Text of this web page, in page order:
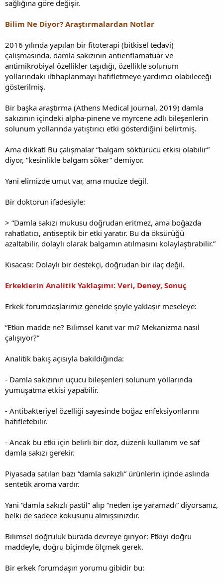
sağlığına göre değişir.
Bilim Ne Diyor? Araştırmalardan Notlar
2016 yılında yapılan bir fitoterapi (bitkisel tedavi)
çalışmasında, damla sakızının antienflamatuar ve
antimikrobiyal özellikler taşıdığı, özellikle solunum
yollarındaki iltihaplanmayı hafifletmeye yardımcı olabileceği
gösterilmiş.
Bir başka araştırma (Athens Medical Journal, 2019) damla
sakızının içindeki alpha-pinene ve myrcene adlı bileşenlerin
solunum yollarında yatıştırıcı etki gösterdiğini belirtmiş.
Ama dikkat! Bu çalışmalar “balgam söktürücü etkisi olabilir”
diyor, “kesinlikle balgam söker” demiyor.
Yani elimizde umut var, ama mucize değil.
Bir doktorun ifadesiyle:
> “Damla sakızı mukusu doğrudan eritmez, ama boğazda
rahatlatıcı, antiseptik bir etki yaratır. Bu da öksürüğü
azaltabilir, dolaylı olarak balgamın atılmasını kolaylaştırabilir.”
Kısacası: Dolaylı bir destekçi, doğrudan bir ilaç değil.
Erkeklerin Analitik Yaklaşımı: Veri, Deney, Sonuç
Erkek forumdaşlarımız genelde şöyle yaklaşır meseleye:
“Etkin madde ne? Bilimsel kanıt var mı? Mekanizma nasıl
çalışıyor?”
Analitik bakış açısıyla bakıldığında:
- Damla sakızının uçucu bileşenleri solunum yollarında
yumuşatma etkisi yapabilir.
- Antibakteriyel özelliği sayesinde boğaz enfeksiyonlarını
hafifletebilir.
- Ancak bu etki için belirli bir doz, düzenli kullanım ve saf
damla sakızı gerekir.
Piyasada satılan bazı “damla sakızlı” ürünlerin içinde aslında
sentetik aroma vardır.
Yani “damla sakızlı pastil” alıp “neden işe yaramadı” diyorsanız,
belki de sadece kokusunu almışsınızdır.
Bilimsel doğruluk burada devreye giriyor: Etkiyi doğru
maddeyle, doğru biçimde ölçmek gerek.
Bir erkek forumdaşın yorumu gibidir bu: